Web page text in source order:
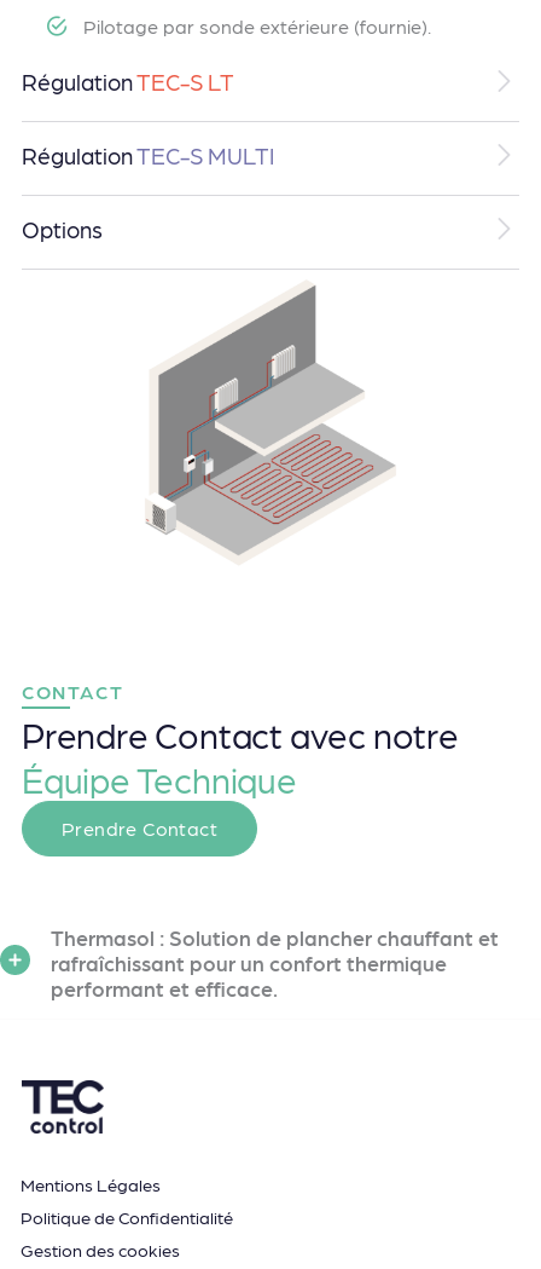
Pilotage par sonde extérieure (fournie).
RégulationTEC-S LT
RégulationTEC-S MULTI
Options
CONTACT
Prendre Contact avec notre
Équipe Technique
Prendre Contact
Thermasol : Solution de plancher chauffant et
rafraîchissant pour un confort thermique
performant et efficace.
Mentions Légales
Politique de Confidentialité
Gestion des cookies